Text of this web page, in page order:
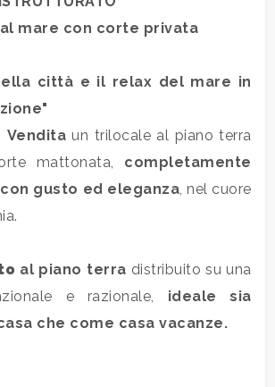
mare con corte privata
città e il relax del mare in
Vendita un trilocale al piano terra
mattonata, completamente
gusto ed eleganza, nel cuore
al piano terra distribuito su una
e razionale, ideale sia
che come casa vacanze.